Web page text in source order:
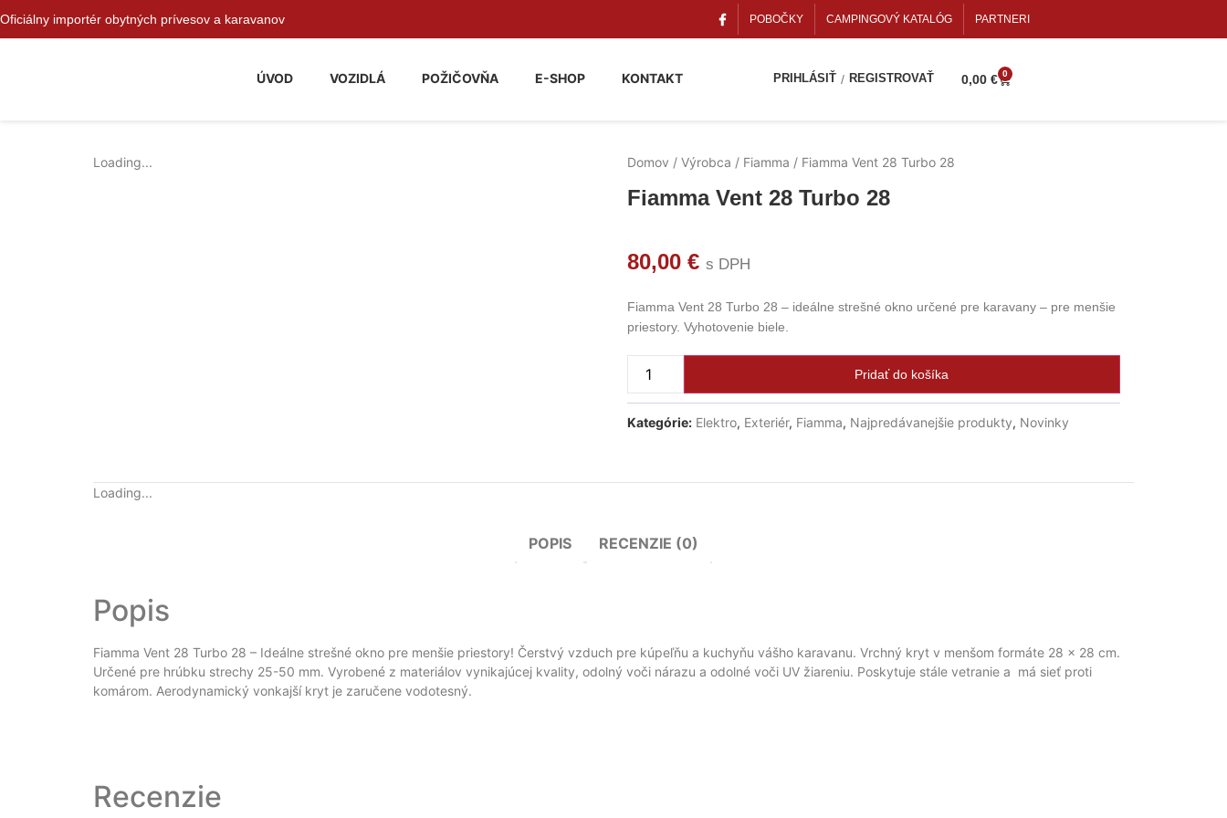
Oficiálny importér obytných prívesov a karavanov POBOČKY CAMPINGOVÝ KATALÓG PARTNERI
ÚVOD VOZIDLÁ POŽIČOVŇA E-SHOP KONTAKT PRIHLÁSIŤ / REGISTROVAŤ 0,00€ 0
Loading... Domov / Výrobca / Fiamma / Fiamma Vent 28 Turbo 28
Fiamma Vent 28 Turbo 28
80,00 € s DPH
Fiamma Vent 28 Turbo 28 – ideálne strešné okno určené pre karavany – pre menšie
priestory. Vyhotovenie biele.
Pridať do košíka
Kategórie: Elektro, Exteriér, Fiamma, Najpredávanejšie produkty, Novinky
Loading...
POPIS RECENZIE (0)
Popis
Fiamma Vent 28 Turbo 28 – Ideálne strešné okno pre menšie priestory! Čerstvý vzduch pre kúpeľňu a kuchyňu vášho karavanu. Vrchný kryt v menšom formáte 28 x 28 cm.
Určené pre hrúbku strechy 25-50 mm. Vyrobené z materiálov vynikajúcej kvality, odolný voči nárazu a odolné voči UV žiareniu. Poskytuje stále vetranie a má sieť proti
komárom. Aerodynamický vonkajší kryt je zaručene vodotesný.
Recenzie